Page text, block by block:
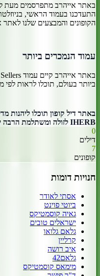
באתר אייהרב מתפרסמים מעת
התעדכנו בעמוד הראשי,
הקופונים והמבצעים שלנו לאתר
עמוד הנמכרים ביותר
ביותר בעולם, תוכלו לראות לפי
באתר דיל קופון תוכלו ליהנות
IHERB לזולה ומשתלמת הרבה יותר.
0
דילים
7
קופונים
חנויות דומות
אסתי לאודר
ביוטי פוינט
גאיה קוסמטיקס
ישראלים טובים
גלאם גלואו
קרליין
איב רושה
גלאם42
מימאס קוסמטיקס